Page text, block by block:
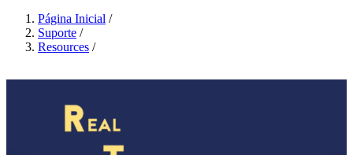
Página Inicial /
Suporte /
Resources /